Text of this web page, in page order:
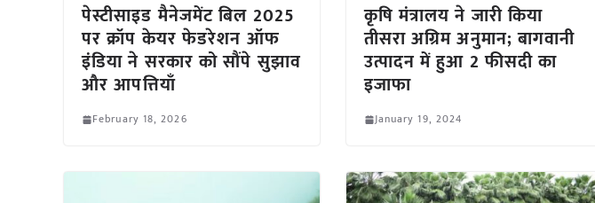
पेस्टीसाइड मैनेजमेंट बिल 2025
पर क्रॉप केयर फेडरेशन ऑफ
इंडिया ने सरकार को सौंपे सुझाव
और आपत्तियाँ
February 18, 2026
कृषि मंत्रालय ने जारी किया
तीसरा अग्रिम अनुमान; बागवानी
उत्पादन में हुआ 2 फीसदी का
इजाफा
January 19, 2024